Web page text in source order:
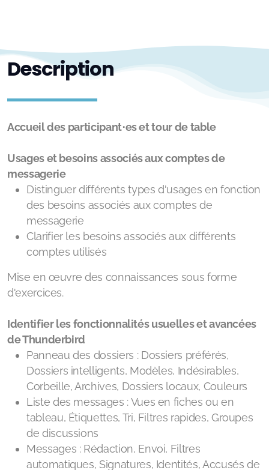
Description
Accueil des participant⋅es et tour de table
Usages et besoins associés aux comptes de
messagerie
Distinguer différents types d'usages en fonction
des besoins associés aux comptes de
messagerie
Clarifier les besoins associés aux différents
comptes utilisés
Mise en œuvre des connaissances sous forme
d'exercices.
Identifier les fonctionnalités usuelles et avancées
de Thunderbird
Panneau des dossiers : Dossiers préférés,
Dossiers intelligents, Modèles, Indésirables,
Corbeille, Archives, Dossiers locaux, Couleurs
Liste des messages : Vues en fiches ou en
tableau, Étiquettes, Tri, Filtres rapides, Groupes
de discussions
Messages : Rédaction, Envoi, Filtres
automatiques, Signatures, Identités, Accusés de